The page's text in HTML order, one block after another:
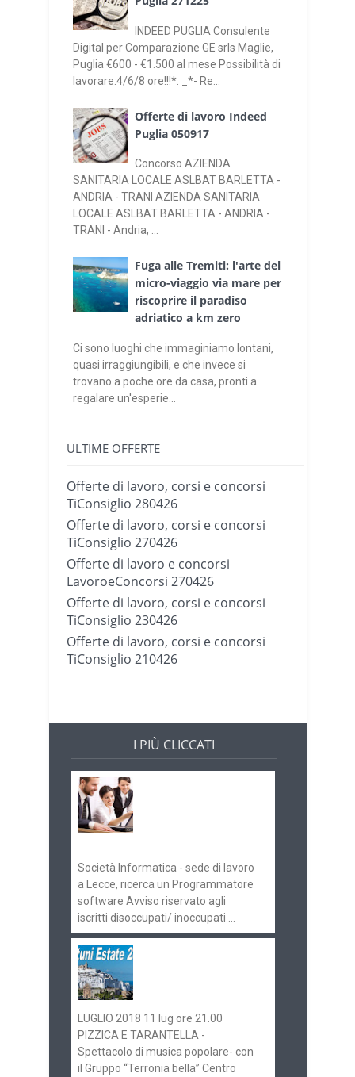
INDEED PUGLIA Consulente
Digital per Comparazione GE srls Maglie,
Puglia €600 - €1.500 al mese Possibilità di
lavorare:4/6/8 ore!!!*. _*- Re...
Offerte di lavoro Indeed
Puglia 050917
Concorso AZIENDA
SANITARIA LOCALE ASLBAT BARLETTA -
ANDRIA - TRANI AZIENDA SANITARIA
LOCALE ASLBAT BARLETTA - ANDRIA -
TRANI - Andria, ...
Fuga alle Tremiti: l'arte del
micro-viaggio via mare per
riscoprire il paradiso
adriatico a km zero
Ci sono luoghi che immaginiamo lontani,
quasi irraggiungibili, e che invece si
trovano a poche ore da casa, pronti a
regalare un'esperie...
ULTIME OFFERTE
Offerte di lavoro, corsi e concorsi
TiConsiglio 280426
Offerte di lavoro, corsi e concorsi
TiConsiglio 270426
Offerte di lavoro e concorsi
LavoroeConcorsi 270426
Offerte di lavoro, corsi e concorsi
TiConsiglio 230426
Offerte di lavoro, corsi e concorsi
TiConsiglio 210426
I PIÙ CLICCATI
Società Informatica - sede di lavoro
a Lecce, ricerca un Programmatore
software Avviso riservato agli
iscritti disoccupati/ inoccupati ...
LUGLIO 2018 11 lug ore 21.00
PIZZICA E TARANTELLA -
Spettacolo di musica popolare- con
il Gruppo “Terronia bella” Centro